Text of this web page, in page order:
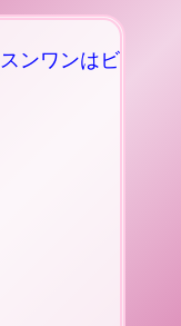
ンワンはビ